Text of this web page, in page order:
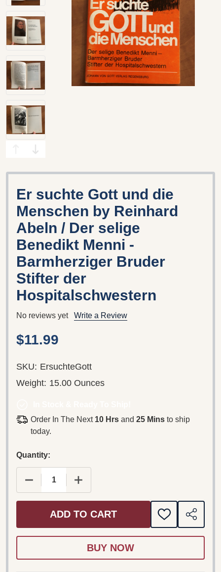
Er suchte Gott und die
Menschen by Reinhard
Abeln / Der selige
Benedikt Menni -
Barmherziger Bruder
Stifter der
Hospitalschwestern
No reviews yet Write a Review
$11.99
SKU: ErsuchteGott
Weight: 15.00 Ounces
Order In The Next 10 Hrsand 25 Minsto ship
today.
Quantity:
DECREASE QUANTITY OF ER SUCHTE GOTT
INCREASE QUANTITY OF ER
ADD TO CART
ADD
TO
SHARE